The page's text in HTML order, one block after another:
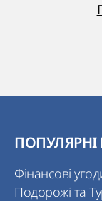
ПОПУЛЯРНІ
Фінансові
Подорожі та